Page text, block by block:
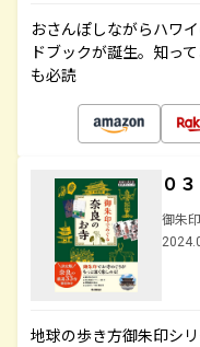
おさんぽしながらハワ
ドブックが誕生。知っ
も必読
０
御朱印
地球の歩き方御朱印シ